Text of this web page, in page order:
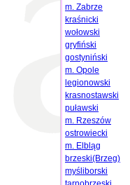
m. Zabrze
kraśnicki
wołowski
gryfiński
gostyniński
m. Opole
legionowski
krasnostawski
puławski
m. Rzeszów
ostrowiecki
m. Elbląg
brzeski(Brzeg)
myśliborski